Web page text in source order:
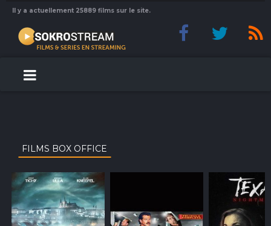
Il y a actuellement 25889 films sur le site.
FILMS BOX OFFICE